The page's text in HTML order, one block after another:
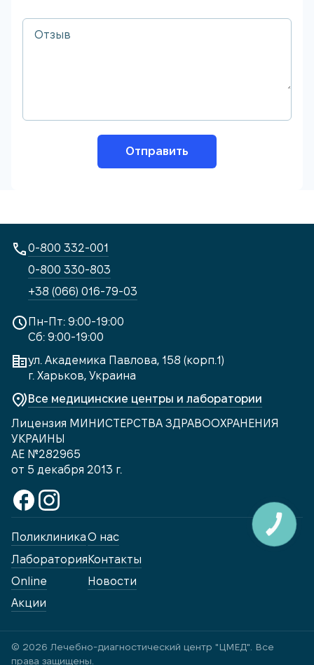
Отправить
Пн-Пт: 9:00-19:00
Сб: 9:00-19:00
ул. Академика Павлова, 158 (корп.1)
г. Харьков, Украина
Все медицинские центры и лаборатории
Лицензия МИНИСТЕРСТВА ЗДРАВООХРАНЕНИЯ
УКРАИНЫ
АЕ №282965
от 5 декабря 2013 г.
0-800 332-001
0-800 330-803
+38 (066) 016-79-03
Поликлиника
Лаборатория
Online
Акции
О нас
Контакты
Новости
© 2026 Лечебно-диагностический центр "ЦМЕД". Все
права защищены.
КНОПКА
ЗВ'ЯЗКУ